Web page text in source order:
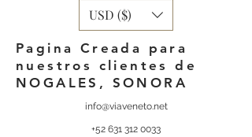
USD ($)
Pagina Creada para
nuestros clientes de
NOGALES, SONORA
info@viaveneto.net
+52 631 312 0033